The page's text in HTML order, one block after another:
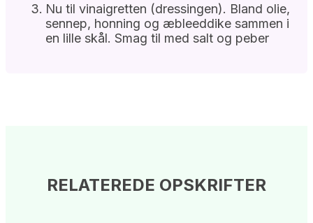
Nu til vinaigretten (dressingen). Bland olie,
sennep, honning og æbleeddike sammen i
en lille skål. Smag til med salt og peber
RELATEREDE OPSKRIFTER